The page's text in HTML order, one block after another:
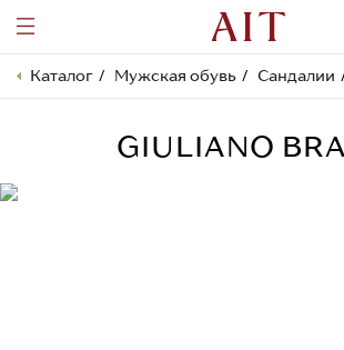
Каталог Мужская обувь Сандалии
GIULIANO